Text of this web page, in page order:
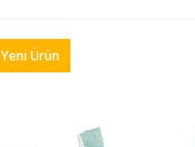
Yeni Ürün